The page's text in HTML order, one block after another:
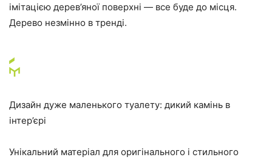
імітацією дерев’яної поверхні — все буде до місця.
Дерево незмінно в тренді.
Дизайн дуже маленького туалету: дикий камінь в
інтер’єрі
Унікальний матеріал для оригінального і стильного